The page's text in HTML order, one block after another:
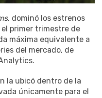
, dominó los estrenos
primer trimestre de
máxima equivalente a
del mercado, de
la ubicó dentro de la
únicamente para el